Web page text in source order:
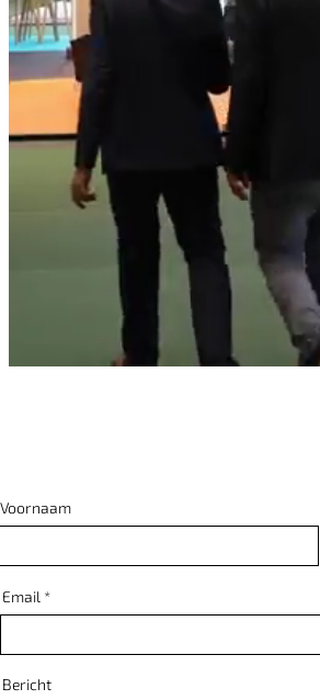
Voornaam
Email
Bericht